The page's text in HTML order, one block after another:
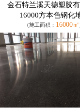
金石特兰溪天德塑胶
16000方本色钢化
(施工面积： 16000㎡